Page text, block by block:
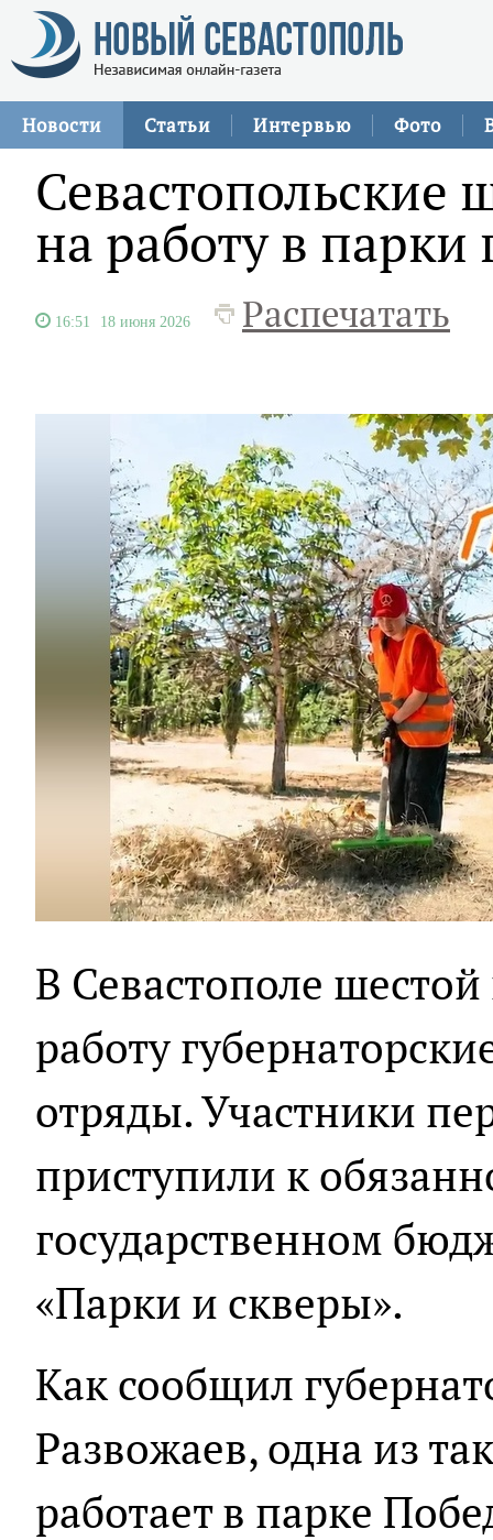
Новости Статьи Интервью Фото
на работу в парки
16:51 18 июня 2026 Распечатать
В Севастополе
работу
отряды. Участники
приступили к
государственном
«Парки и скверы».
Как сообщил
Развожаев, одна из
работает в парке